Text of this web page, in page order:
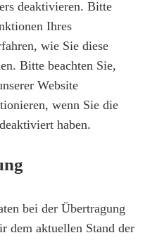
deaktivieren. Bitte
Ihres
wie Sie diese
Bitte beachten Sie,
Website
wenn Sie die
haben.
bei der Übertragung
dem aktuellen Stand der